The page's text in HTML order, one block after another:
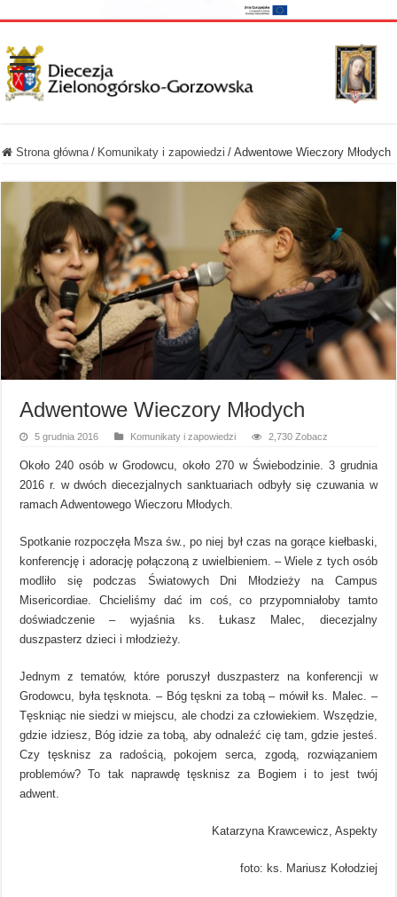
Strona główna / Komunikaty i zapowiedzi / Adwentowe Wieczory Młodych
Adwentowe Wieczory Młodych
5 grudnia 2016 Komunikaty i zapowiedzi 2,730 Zobacz
Około 240 osób w Grodowcu, około 270 w Świebodzinie. 3 grudnia
2016 r. w dwóch diecezjalnych sanktuariach odbyły się czuwania w
ramach Adwentowego Wieczoru Młodych.
Spotkanie rozpoczęła Msza św., po niej był czas na gorące kiełbaski,
konferencję i adorację połączoną z uwielbieniem. – Wiele z tych osób
modliło się podczas Światowych Dni Młodzieży na Campus
Misericordiae. Chcieliśmy dać im coś, co przypomniałoby tamto
doświadczenie – wyjaśnia ks. Łukasz Malec, diecezjalny
duszpasterz dzieci i młodzieży.
Jednym z tematów, które poruszył duszpasterz na konferencji w
Grodowcu, była tęsknota. – Bóg tęskni za tobą – mówił ks. Malec. –
Tęskniąc nie siedzi w miejscu, ale chodzi za człowiekiem. Wszędzie,
gdzie idziesz, Bóg idzie za tobą, aby odnaleźć cię tam, gdzie jesteś.
Czy tęsknisz za radością, pokojem serca, zgodą, rozwiązaniem
problemów? To tak naprawdę tęsknisz za Bogiem i to jest twój
adwent.
Katarzyna Krawcewicz, Aspekty
foto: ks. Mariusz Kołodziej